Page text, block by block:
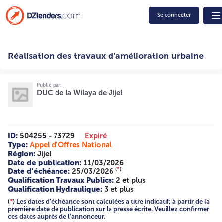
Se connecter
2625002582 REPUBLIQUE ALGERIENNE DEMOCRATIQUE
CONSTRUCTION NIF : 424024000018159 AVIS D'APPEL
D'OFFRES NATIONAL OUVERT AVEC EXIGENCE DE
CAPACITES MINIMALES N° 15/2026 La Direction de
Wilaya de Jijel lance un Avis d'appel d'offres national
ouvert avec exigence de capacités minimales pour la
réalisation du projet : N° Projet Lot Catégorie Qualification
01 Réalisation travaux d'amélioration urbaine Lot 01 :
Réalisation travaux d'amélioration urbaine de la route
reliant Laacheche et leterrain de proximité commune
Boudriaa ben yadjis sur une distance de 300 m (voiries et
trottoirs, drainage des eaux pluviales ) 03 et Plus Activité
principale travaux publics avec activité secondaire
hydraulique ou Activité principale hydraulique avec
activité secondaire travaux publics ou Activité principale
Réalisation des travaux d'amélioration urbaine
Publié par:
DUC de la Wilaya de Jijel
ID: 504255 - 73729
Expiré
Type: Appel d'Offres National
Région: Jijel
Date de publication: 11/03/2026
Date d'échéance: 25/03/2026 (*)
Qualification Travaux Publics: 2 et plus
Qualification Hydraulique: 3 et plus
(*) Les dates d'échéance sont calculées a titre indicatif; à partir de la
première date de publication sur la presse écrite. Veuillez confirmer
ces dates auprès de l'annonceur.